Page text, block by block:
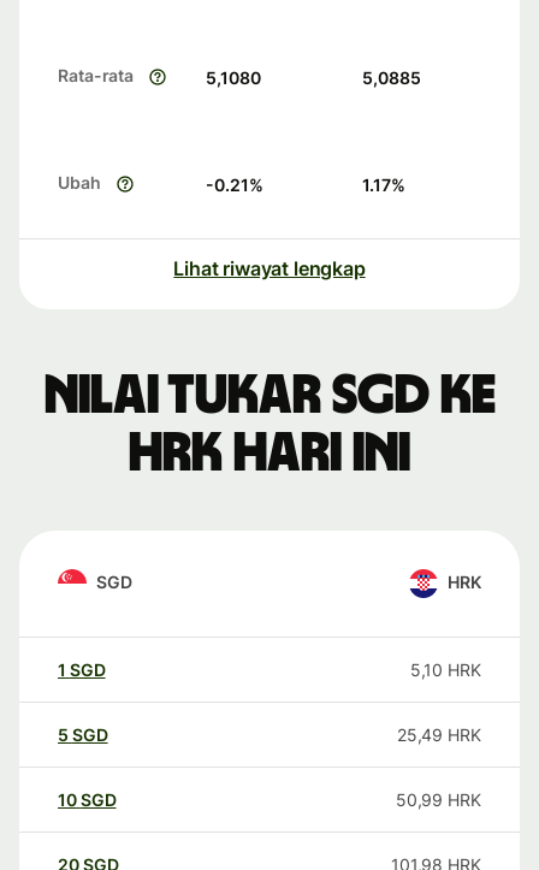
Rata-rata 5,1080 5,0885
Ubah -0.21% 1.17%
Lihat riwayat lengkap
Nilai tukar SGD ke
HRK hari ini
SGD HRK
1 SGD 5,10 HRK
5 SGD 25,49 HRK
10SGD 50,99 HRK
20SGD 101,98 HRK